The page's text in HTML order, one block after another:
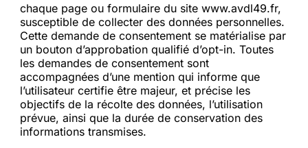
chaque page ou formulaire du site www.avdl49.fr,
susceptible de collecter des données personnelles.
Cette demande de consentement se matérialise par
un bouton d’approbation qualifié d’opt-in. Toutes
les demandes de consentement sont
accompagnées d’une mention qui informe que
l’utilisateur certifie être majeur, et précise les
objectifs de la récolte des données, l’utilisation
prévue, ainsi que la durée de conservation des
informations transmises.